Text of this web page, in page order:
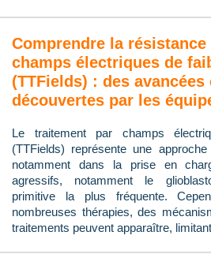
Comprendre la
champs électriques de
(TTFields) : des
découvertes par les
Le traitement par champs
(TTFields) représente une approche
notamment dans la prise en
agressifs, notamment le
primitive la plus fréquente.
nombreuses thérapies, des
traitements peuvent apparaître,